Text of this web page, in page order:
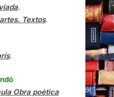
.
Textos.
.
Obra poètica